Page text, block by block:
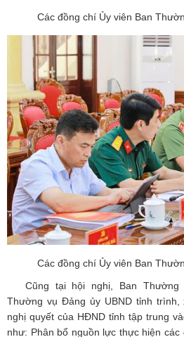
Các đồng chí Ủy viên Ban
Các đồng chí Ủy viên Ban
Cũng tại hội nghị, Ban
Thường vụ Đảng ủy UBND tỉnh
nghị quyết của HĐND tỉnh tập trung
như: Phân bổ nguồn lực thực hiện